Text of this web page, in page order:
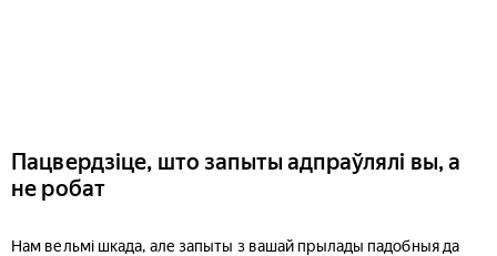
Пацвердзіце, што запыты адпраўлялі вы, а
не робат
Нам вельмі шкада, але запыты з вашай прылады падобныя да